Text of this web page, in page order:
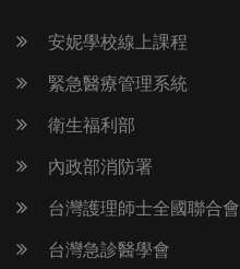
安妮學校線上課程
緊急醫療管理系統
衛生福利部
內政部消防署
台灣護理師士全國聯合會
台灣急診醫學會